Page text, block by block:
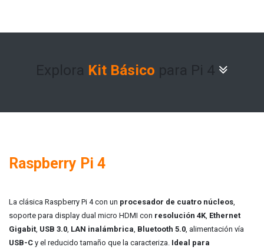
Explora Kit Básico para Pi 4
Raspberry Pi 4
La clásica Raspberry Pi 4 con un procesador de cuatro núcleos,
soporte para display dual micro HDMI con resolución 4K, Ethernet
Gigabit, USB 3.0, LAN inalámbrica, Bluetooth 5.0, alimentación vía
USB-C y el reducido tamaño que la caracteriza. Ideal para